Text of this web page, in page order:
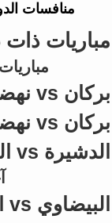
منافسات
مباريات
بركان vs نهضة - N/A
بركان vs نهضة - N/A
الدشيرة vs الرجاء - N/A